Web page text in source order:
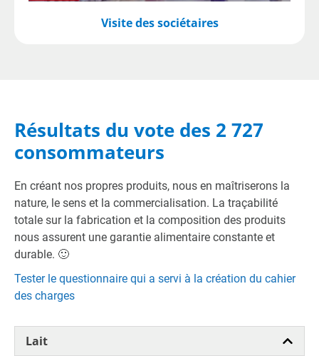
Visite des sociétaires
Résultats du vote des 2 727
consommateurs
En créant nos propres produits, nous en maîtriserons la
nature, le sens et la commercialisation. La traçabilité
totale sur la fabrication et la composition des produits
nous assurent une garantie alimentaire constante et
durable. 🙂
Tester le questionnaire qui a servi à la création du cahier
des charges
Lait